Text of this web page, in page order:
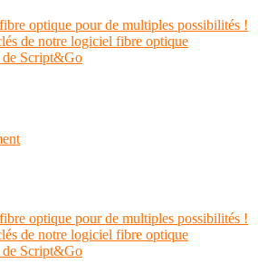
optique pour de multiples possibilités !
de notre logiciel fibre optique
Script&Go
optique pour de multiples possibilités !
de notre logiciel fibre optique
Script&Go